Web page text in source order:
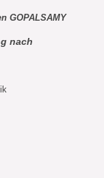
GOPALSAMY
nach